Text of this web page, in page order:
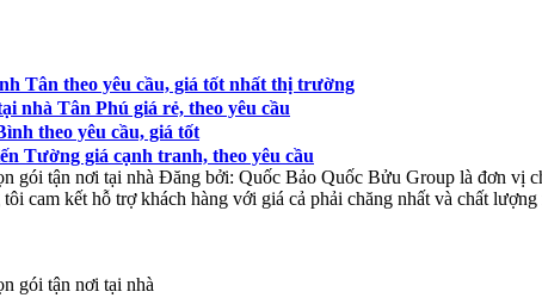
Tân theo yêu cầu, giá tốt nhất thị trường
nhà Tân Phú giá rẻ, theo yêu cầu
theo yêu cầu, giá tốt
Tường giá cạnh tranh, theo yêu cầu
gói tận nơi tại nhà Đăng bởi: Quốc Bảo Quốc Bửu Group là đơn vị
cam kết hỗ trợ khách hàng với giá cả phải chăng nhất và chất
gói tận nơi tại nhà